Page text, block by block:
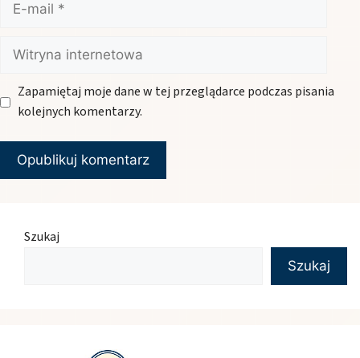
mail
Witryna
internetowa
Zapamiętaj moje dane w tej przeglądarce podczas pisania
kolejnych komentarzy.
Szukaj
Szukaj